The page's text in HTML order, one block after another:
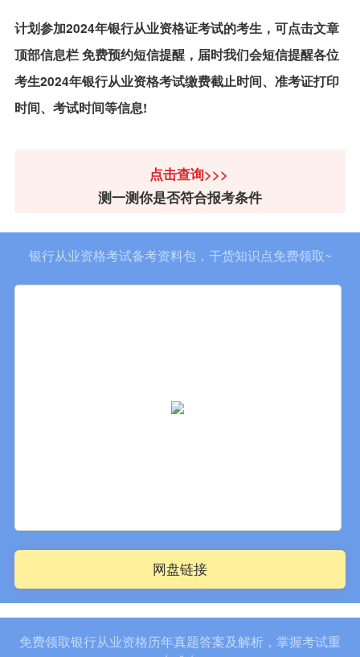
计划参加2024年银行从业资格证考试的考生，可点击文章
顶部信息栏 免费预约短信提醒，届时我们会短信提醒各位
考生2024年银行从业资格考试缴费截止时间、准考证打印
时间、考试时间等信息!
点击查询>>>
测一测你是否符合报考条件
银行从业资格考试备考资料包，干货知识点免费领取~
网盘链接
免费领取银行从业资格历年真题答案及解析，掌握考试重